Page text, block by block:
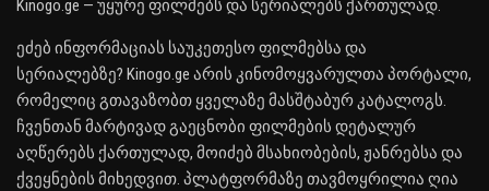
Kinogo.ge — უყურე ფილმებს და სერიალებს ქართულად.
ეძებ ინფორმაციას საუკეთესო ფილმებსა და
სერიალებზე? Kinogo.ge არის კინომოყვარულთა პორტალი,
რომელიც გთავაზობთ ყველაზე მასშტაბურ კატალოგს.
ჩვენთან მარტივად გაეცნობი ფილმების დეტალურ
აღწერებს ქართულად, მოიძებ მსახიობების, ჟანრებსა და
ქვეყნების მიხედვით. პლატფორმაზე თავმოყრილია ღია